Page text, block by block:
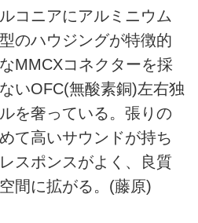
コニアにアルミニウム
のハウジングが特徴的
MMCXコネクターを採
いOFC(無酸素銅)左右独
を奢っている。張りの
て高いサウンドが持ち
スポンスがよく、良質
間に拡がる。(藤原)